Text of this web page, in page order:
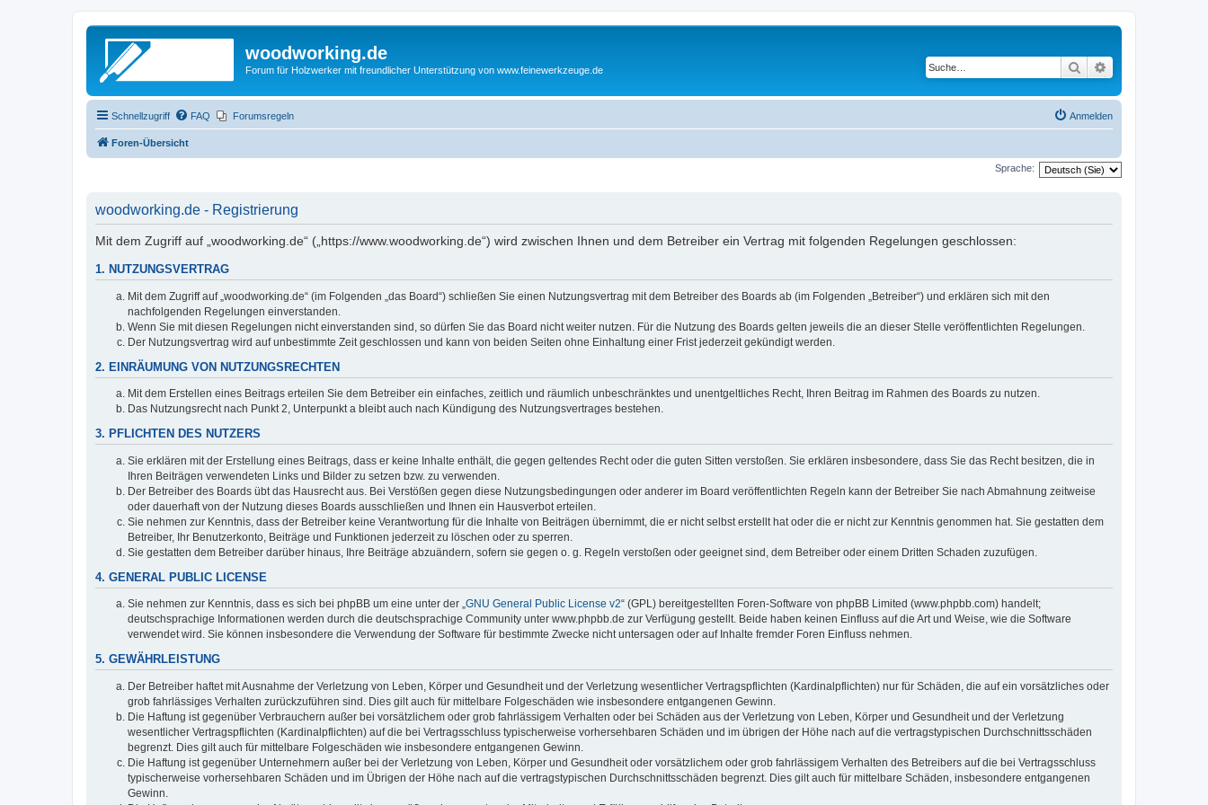
woodworking.de
Forum für Holzwerker mit freundlicher Unterstützung von www.feinewerkzeuge.de Suche
Schnellzugriff FAQ Forumsregeln Anmelden
Foren-Übersicht
Sprache:
woodworking.de - Registrierung
Mit dem Zugriff auf „woodworking.de“ („https://www.woodworking.de“) wird zwischen Ihnen und dem Betreiber ein Vertrag mit folgenden Regelungen geschlossen:
1. NUTZUNGSVERTRAG
Mit dem Zugriff auf „woodworking.de“ (im Folgenden „das Board“) schließen Sie einen Nutzungsvertrag mit dem Betreiber des Boards ab (im Folgenden „Betreiber“) und erklären sich mit den
nachfolgenden Regelungen einverstanden.
Wenn Sie mit diesen Regelungen nicht einverstanden sind, so dürfen Sie das Board nicht weiter nutzen. Für die Nutzung des Boards gelten jeweils die an dieser Stelle veröffentlichten Regelungen.
Der Nutzungsvertrag wird auf unbestimmte Zeit geschlossen und kann von beiden Seiten ohne Einhaltung einer Frist jederzeit gekündigt werden.
2. EINRÄUMUNG VON NUTZUNGSRECHTEN
Mit dem Erstellen eines Beitrags erteilen Sie dem Betreiber ein einfaches, zeitlich und räumlich unbeschränktes und unentgeltliches Recht, Ihren Beitrag im Rahmen des Boards zu nutzen.
Das Nutzungsrecht nach Punkt 2, Unterpunkt a bleibt auch nach Kündigung des Nutzungsvertrages bestehen.
3. PFLICHTEN DES NUTZERS
Sie erklären mit der Erstellung eines Beitrags, dass er keine Inhalte enthält, die gegen geltendes Recht oder die guten Sitten verstoßen. Sie erklären insbesondere, dass Sie das Recht besitzen, die in
Ihren Beiträgen verwendeten Links und Bilder zu setzen bzw. zu verwenden.
Der Betreiber des Boards übt das Hausrecht aus. Bei Verstößen gegen diese Nutzungsbedingungen oder anderer im Board veröffentlichten Regeln kann der Betreiber Sie nach Abmahnung zeitweise
oder dauerhaft von der Nutzung dieses Boards ausschließen und Ihnen ein Hausverbot erteilen.
Sie nehmen zur Kenntnis, dass der Betreiber keine Verantwortung für die Inhalte von Beiträgen übernimmt, die er nicht selbst erstellt hat oder die er nicht zur Kenntnis genommen hat. Sie gestatten dem
Betreiber, Ihr Benutzerkonto, Beiträge und Funktionen jederzeit zu löschen oder zu sperren.
Sie gestatten dem Betreiber darüber hinaus, Ihre Beiträge abzuändern, sofern sie gegen o. g. Regeln verstoßen oder geeignet sind, dem Betreiber oder einem Dritten Schaden zuzufügen.
4. GENERAL PUBLIC LICENSE
Sie nehmen zur Kenntnis, dass es sich bei phpBB um eine unter der „GNU General Public License v2“ (GPL) bereitgestellten Foren-Software von phpBB Limited (www.phpbb.com) handelt;
deutschsprachige Informationen werden durch die deutschsprachige Community unter www.phpbb.de zur Verfügung gestellt. Beide haben keinen Einfluss auf die Art und Weise, wie die Software
verwendet wird. Sie können insbesondere die Verwendung der Software für bestimmte Zwecke nicht untersagen oder auf Inhalte fremder Foren Einfluss nehmen.
5. GEWÄHRLEISTUNG
Der Betreiber haftet mit Ausnahme der Verletzung von Leben, Körper und Gesundheit und der Verletzung wesentlicher Vertragspflichten (Kardinalpflichten) nur für Schäden, die auf ein vorsätzliches oder
grob fahrlässiges Verhalten zurückzuführen sind. Dies gilt auch für mittelbare Folgeschäden wie insbesondere entgangenen Gewinn.
Die Haftung ist gegenüber Verbrauchern außer bei vorsätzlichem oder grob fahrlässigem Verhalten oder bei Schäden aus der Verletzung von Leben, Körper und Gesundheit und der Verletzung
wesentlicher Vertragspflichten (Kardinalpflichten) auf die bei Vertragsschluss typischerweise vorhersehbaren Schäden und im übrigen der Höhe nach auf die vertragstypischen Durchschnittsschäden
begrenzt. Dies gilt auch für mittelbare Folgeschäden wie insbesondere entgangenen Gewinn.
Die Haftung ist gegenüber Unternehmern außer bei der Verletzung von Leben, Körper und Gesundheit oder vorsätzlichem oder grob fahrlässigem Verhalten des Betreibers auf die bei Vertragsschluss
typischerweise vorhersehbaren Schäden und im Übrigen der Höhe nach auf die vertragstypischen Durchschnittsschäden begrenzt. Dies gilt auch für mittelbare Schäden, insbesondere entgangenen
Gewinn.